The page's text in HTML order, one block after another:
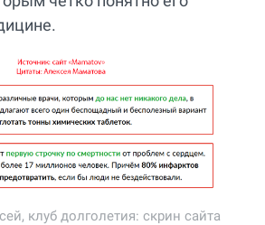
клуб долголетия: скрин сайта